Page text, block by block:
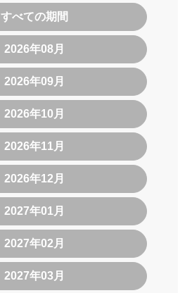
すべての期間
2026年08月
2026年09月
2026年10月
2026年11月
2026年12月
2027年01月
2027年02月
2027年03月